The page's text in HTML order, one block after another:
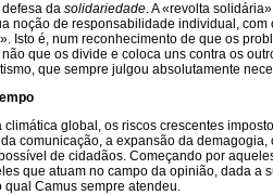
da solidariedade. A «revolta
noção de responsabilidade individual,
Isto é, num reconhecimento de que os
que os divide e coloca uns contra os
que sempre julgou absolutamente
climática global, os riscos crescentes
comunicação, a expansão da
de cidadãos. Começando por
que atuam no campo da opinião, dada
qual Camus sempre atendeu.